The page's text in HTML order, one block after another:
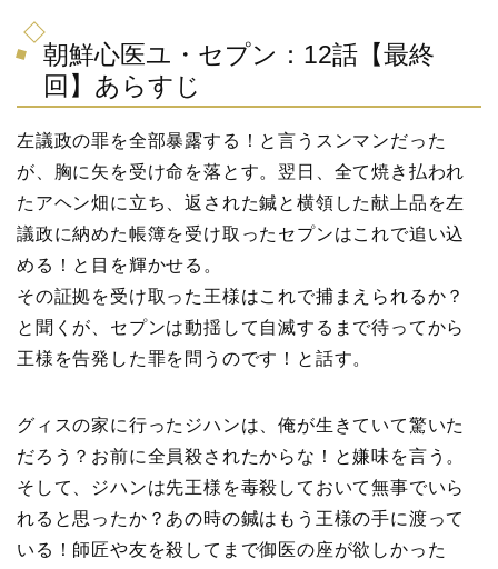
朝鮮心医ユ・セプン：12話【最終
回】あらすじ
左議政の罪を全部暴露する！と言うスンマンだった
が、胸に矢を受け命を落とす。翌日、全て焼き払われ
たアヘン畑に立ち、返された鍼と横領した献上品を左
議政に納めた帳簿を受け取ったセプンはこれで追い込
める！と目を輝かせる。
その証拠を受け取った王様はこれで捕まえられるか？
と聞くが、セプンは動揺して自滅するまで待ってから
王様を告発した罪を問うのです！と話す。
グィスの家に行ったジハンは、俺が生きていて驚いた
だろう？お前に全員殺されたからな！と嫌味を言う。
そして、ジハンは先王様を毒殺しておいて無事でいら
れると思ったか？あの時の鍼はもう王様の手に渡って
いる！師匠や友を殺してまで御医の座が欲しかった